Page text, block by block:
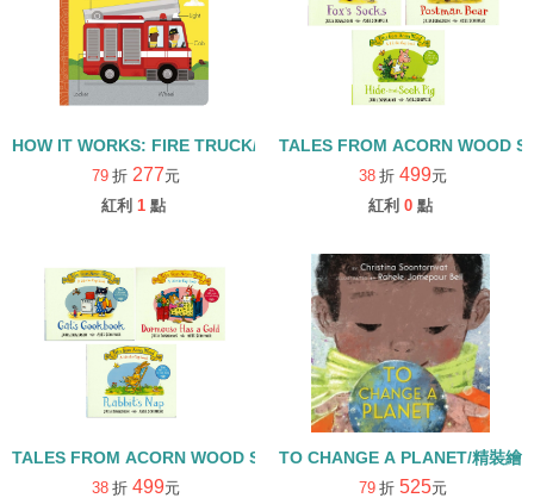
HOW IT WORKS: FIRE TRUCK/硬頁書
79 折 277元
紅利 1 點
TALES FROM ACORN WOOD
38 折 499元
紅利 0 點
TALES FROM ACORN WOOD STORY COLLECTION 生活日常組/
38 折 499元
TO CHANGE A PLANET/精裝繪
79 折 525元